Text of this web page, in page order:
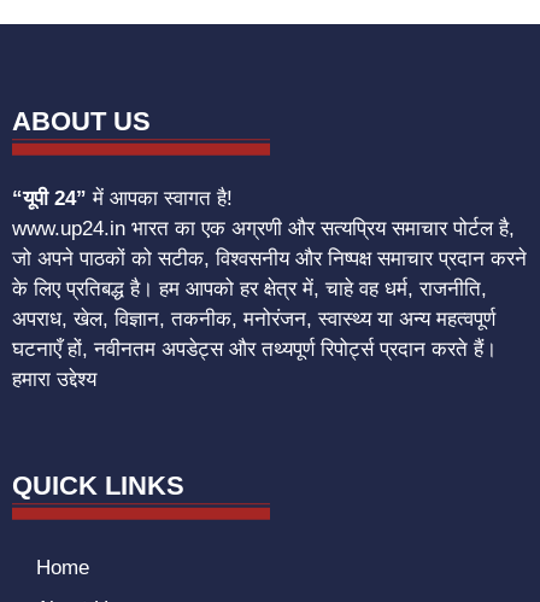
ABOUT US
“यूपी 24” में आपका स्वागत है!
www.up24.in भारत का एक अग्रणी और सत्यप्रिय समाचार पोर्टल है,
जो अपने पाठकों को सटीक, विश्वसनीय और निष्पक्ष समाचार प्रदान करने
के लिए प्रतिबद्ध है। हम आपको हर क्षेत्र में, चाहे वह धर्म, राजनीति,
अपराध, खेल, विज्ञान, तकनीक, मनोरंजन, स्वास्थ्य या अन्य महत्वपूर्ण
घटनाएँ हों, नवीनतम अपडेट्स और तथ्यपूर्ण रिपोर्ट्स प्रदान करते हैं।
हमारा उद्देश्य
QUICK LINKS
Home